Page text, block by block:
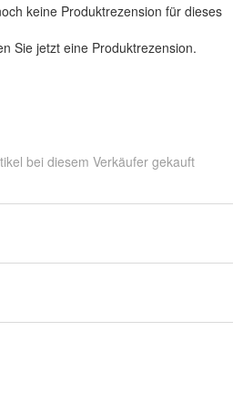
keine Produktrezension für dieses
Sie jetzt eine Produktrezension.
bei diesem Verkäufer gekauft